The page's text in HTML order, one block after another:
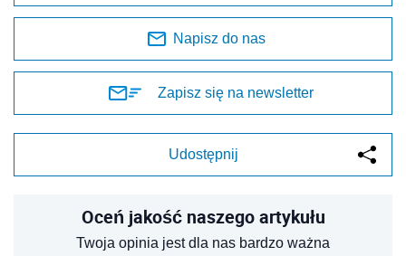
Napisz do nas
Zapisz się na newsletter
Udostępnij
Oceń jakość naszego artykułu
Twoja opinia jest dla nas bardzo ważna